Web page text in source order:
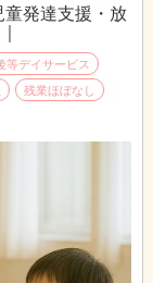
発達支援・放
等デイサービス
残業ほぼなし